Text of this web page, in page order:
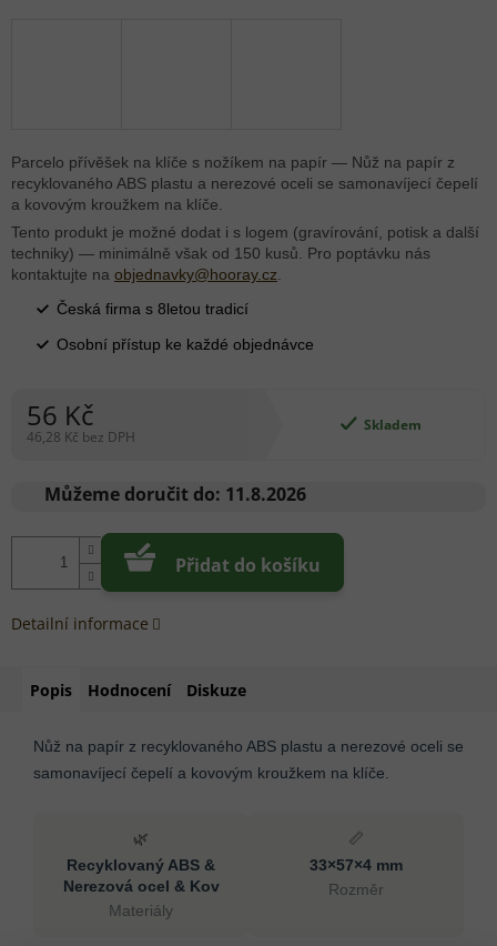
56 Kč
46,28 Kč bez DPH
cena:
Skladem
Můžeme doručit do: 11.8.2026
Přidat do košíku
Parcelo přívěšek na klíče s nožíkem na papír — Nůž na papír z
recyklovaného ABS plastu a nerezové oceli se samonavíjecí čepelí
a kovovým kroužkem na klíče.
Tento produkt je možné dodat i s logem (gravírování, potisk a další
techniky) — minimálně však od 150 kusů. Pro poptávku nás
kontaktujte na objednavky@hooray.cz.
Česká firma s 8letou tradicí
Osobní přístup ke každé objednávce
Detailní informace
Popis Hodnocení Diskuze
Nůž na papír z recyklovaného ABS plastu a nerezové oceli se
samonavíjecí čepelí a kovovým kroužkem na klíče.
🌿
Recyklovaný ABS &
Nerezová ocel & Kov
Materiály
📏
33×57×4 mm
Rozměr